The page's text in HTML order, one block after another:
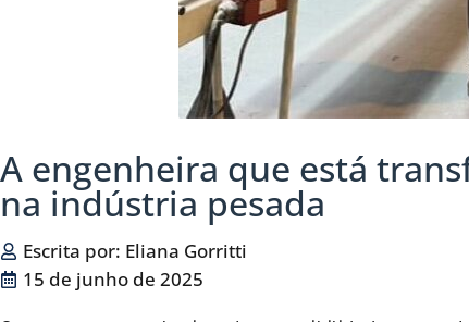
A engenheira que está
na indústria pesada
Escrita por: Eliana Gorritti
15 de junho de 2025